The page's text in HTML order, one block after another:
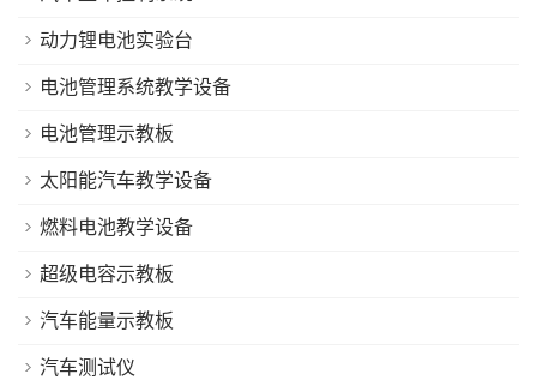
动力锂电池实验台
电池管理系统教学设备
电池管理示教板
太阳能汽车教学设备
燃料电池教学设备
超级电容示教板
汽车能量示教板
汽车测试仪